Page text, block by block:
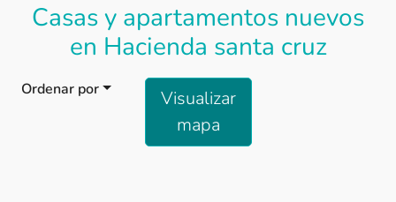
Casas y apartamentos nuevos
en Hacienda santa cruz
Ordenar por
Visualizar
mapa